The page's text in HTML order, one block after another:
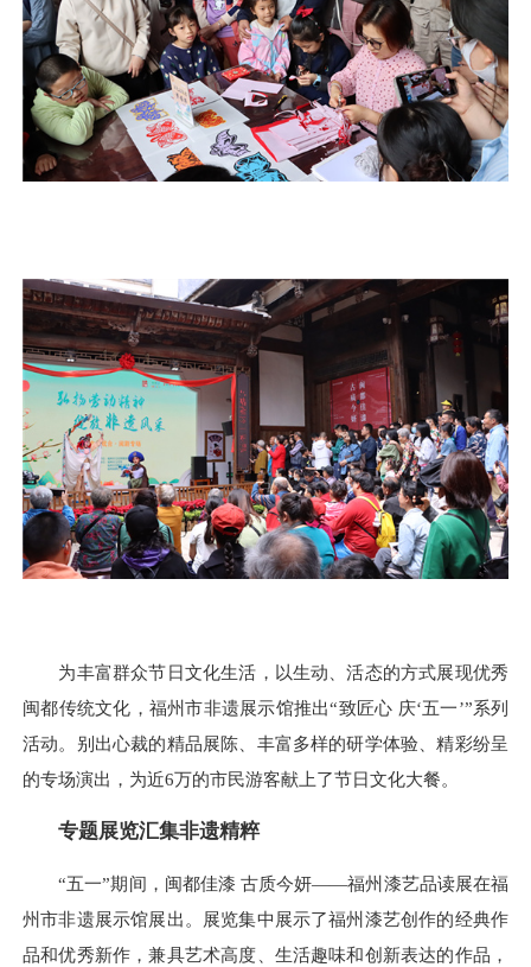
为丰富群众节日文化生活，以生动、活态的方式展现优秀
闽都传统文化，福州市非遗展示馆推出“致匠心 庆‘五一’”系列
活动。别出心裁的精品展陈、丰富多样的研学体验、精彩纷呈
的专场演出，为近6万的市民游客献上了节日文化大餐。
专题展览汇集非遗精粹
“五一”期间，闽都佳漆 古质今妍——福州漆艺品读展在福
州市非遗展示馆展出。展览集中展示了福州漆艺创作的经典作
品和优秀新作，兼具艺术高度、生活趣味和创新表达的作品，